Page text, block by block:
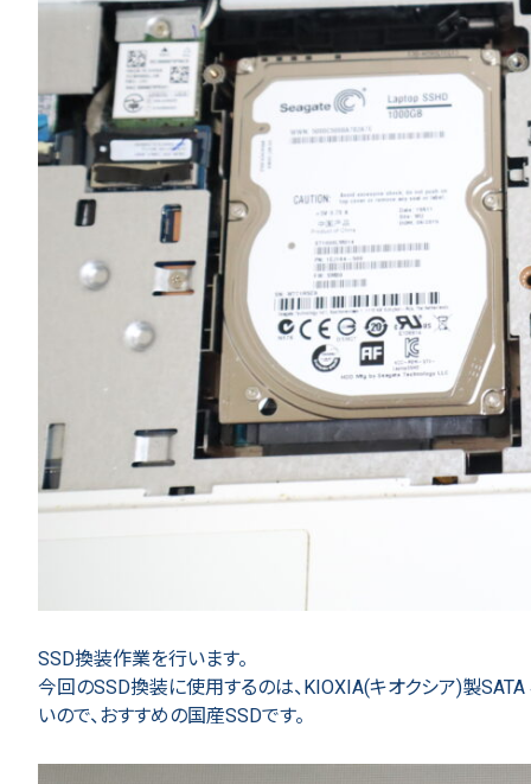
SSD換装作業を行います。
今回のSSD換装に使用するのは、KIOXIA(キオクシア)製
いので、おすすめの国産SSDです。